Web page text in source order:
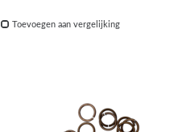
Toevoegen aan vergelijking